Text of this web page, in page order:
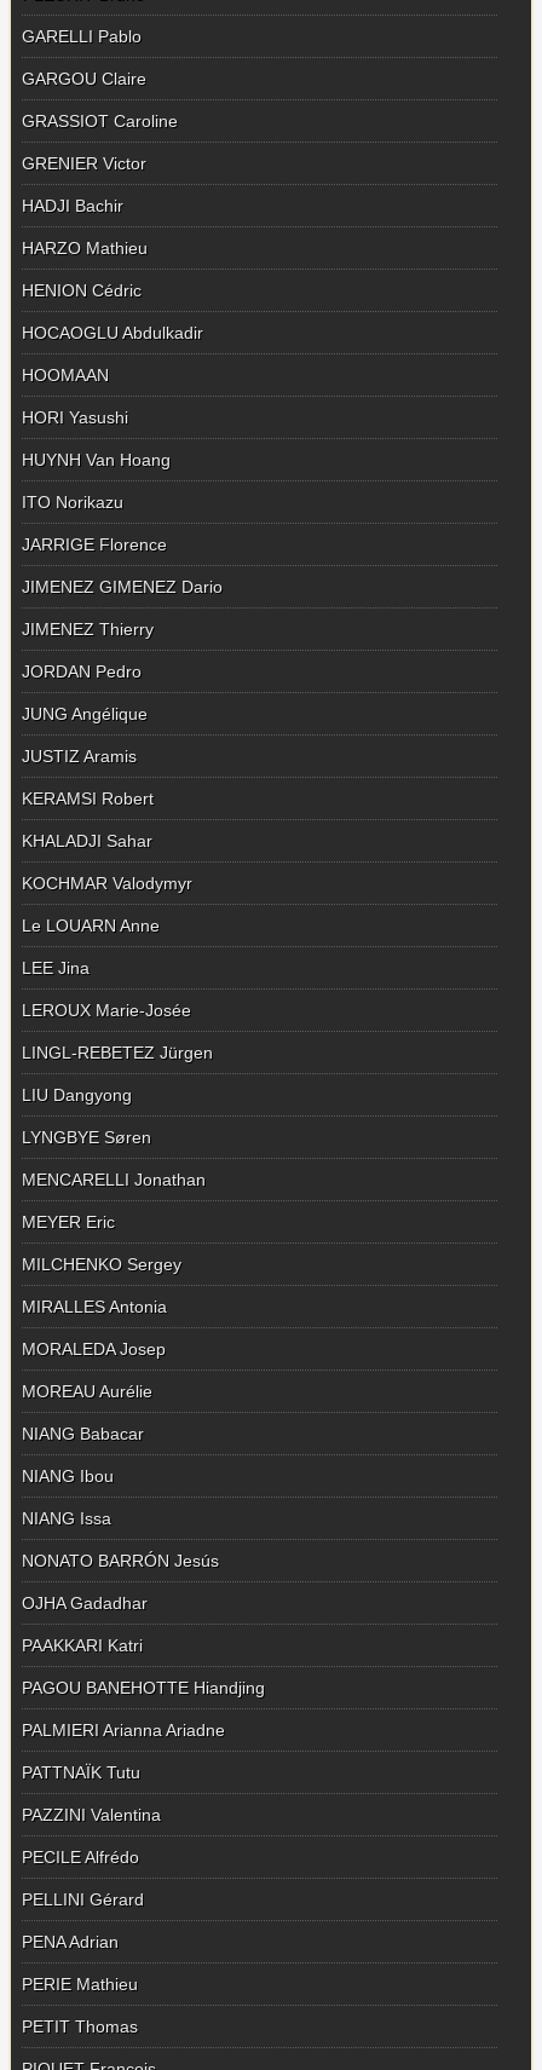
GARELLI Pablo
GARGOU Claire
GRASSIOT Caroline
GRENIER Victor
HADJI Bachir
HARZO Mathieu
HENION Cédric
HOCAOGLU Abdulkadir
HOOMAAN
HORI Yasushi
HUYNH Van Hoang
ITO Norikazu
JARRIGE Florence
JIMENEZ GIMENEZ Dario
JIMENEZ Thierry
JORDAN Pedro
JUNG Angélique
JUSTIZ Aramis
KERAMSI Robert
KHALADJI Sahar
KOCHMAR Valodymyr
Le LOUARN Anne
LEE Jina
LEROUX Marie-Josée
LINGL-REBETEZ Jürgen
LIU Dangyong
LYNGBYE Søren
MENCARELLI Jonathan
MEYER Eric
MILCHENKO Sergey
MIRALLES Antonia
MORALEDA Josep
MOREAU Aurélie
NIANG Babacar
NIANG Ibou
NIANG Issa
NONATO BARRÓN Jesús
OJHA Gadadhar
PAAKKARI Katri
PAGOU BANEHOTTE Hiandjing
PALMIERI Arianna Ariadne
PATTNAÏK Tutu
PAZZINI Valentina
PECILE Alfrédo
PELLINI Gérard
PENA Adrian
PERIE Mathieu
PETIT Thomas